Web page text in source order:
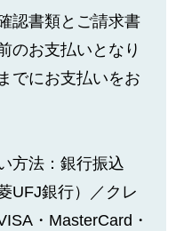
認書類とご請求書
のお支払いとなり
でにお支払いをお
方法：銀行振込
UFJ銀行）／クレ
・MasterCard・